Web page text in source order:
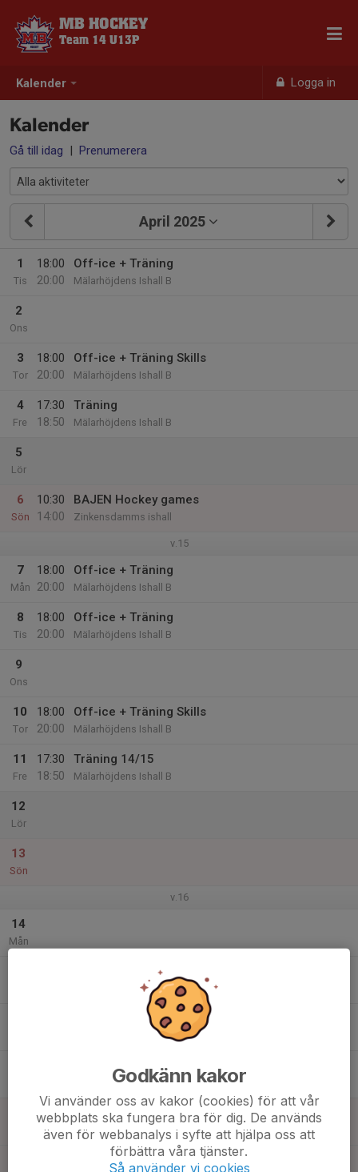
Kalender Logga in
MB HOCKEY
Team 14 U13P
Kalender
Gå till idag | Prenumerera
April 2025
1
Tis
18:00
20:00
Off-ice + Träning
Mälarhöjdens Ishall B
2
Ons
3
Tor
18:00
20:00
Off-ice + Träning Skills
Mälarhöjdens Ishall B
4
Fre
17:30
18:50
Träning
Mälarhöjdens Ishall B
5
Lör
6
Sön
10:30
14:00
BAJEN Hockey games
Zinkensdamms ishall
v.15
7
Mån
18:00
20:00
Off-ice + Träning
Mälarhöjdens Ishall B
8
Tis
18:00
20:00
Off-ice + Träning
Mälarhöjdens Ishall B
9
Ons
10
Tor
18:00
20:00
Off-ice + Träning Skills
Mälarhöjdens Ishall B
11
Fre
17:30
18:50
Träning 14/15
Mälarhöjdens Ishall B
12
Lör
13
Sön
v.16
14
Mån
Mälarhöjdens Ishall B
Godkänn kakor
Vi använder oss av kakor (cookies) för att vår
webbplats ska fungera bra för dig. De används
även för webbanalys i syfte att hjälpa oss att
förbättra våra tjänster.
Så använder vi cookies